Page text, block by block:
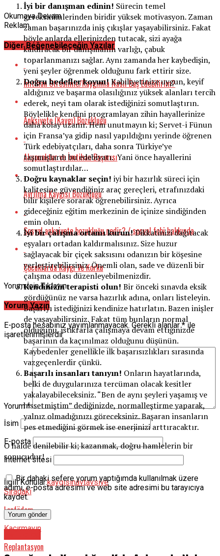
İyi bir danışman edinin! Sürecin temel
gereksinimlerinden biridir yüksek motivasyon. Zaman
zaman başarınızda iniş çıkışlar yaşayabilirsiniz. Fakat
böyle anlarda ellerinizden tutacak, sizi ayağa
kaldıracak bir danışmanın varlığı, çabuk
toparlanmanızı sağlar. Aynı zamanda her kaybedişin,
yeni şeyler öğrenmek olduğunu fark ettirir size.
Doğru hedefler koyun!Kabiliyetinize uygun, keyif
aldığınız ve başarma olasılığınız yüksek alanları tercih
ederek, neyi tam olarak istediğinizi somutlaştırın.
Böylelikle kendini programlayan zihin hayallerinize
daha kolay uzanır. Hem unutmayın ki; Servet-i Fünun
için Fransa’ya gidip nasıl yapıldığını yerinde öğrenen
Türk edebiyatçıları, daha sonra Türkiye’ye
taşımışlardı bu edebiyatı. Yani önce hayallerini
somutlaştırdılar…
Doğru kaynaklar seçin! iyi bir hazırlık süreci için
kalitesine güvendiğiniz araç gereçleri, etrafınızdaki
bilir kişilere sorarak öğrenebilirsiniz. Ayrıca
gideceğiniz eğitim merkezinin de içinize sindiğinden
emin olun.
İyi bir çalışma ortamı kurun!Dikkatinizi dağıtacak
eşyaları ortadan kaldırmalısınız. Size huzur
sağlayacak bir çiçek saksısını odanızın bir köşesine
yerleştirebilirsiniz. Önemli olan, sade ve düzenli bir
çalışma odası düzenleyebilmenizdir.
Kendinizin terapisti olun! Bir önceki sınavda eksik
gördüğünüz ne varsa hazırlık adına, onları listeleyin.
Başarıyı istediğinizi kendinize hatırlatın. Bazen inişler
de yaşayabilirsiniz. Fakat tüm bunların normal
olduğunu, istikrarla çalışmaya devam ettiğinizde
başarının da kaçınılmaz olduğunu düşünün.
Kaybedenler genellikle ilk başarısızlıkları sırasında
vazgeçenlerdir çünkü.
Başarılı insanları tanıyın! Onların hayatlarında,
belki de duygularınıza tercüman olacak kesitler
yakalayabileceksiniz. “Ben de aynı şeyleri yaşamış ve
hissetmiştim” dediğinizde, normalleştirme yaparak,
yalnız olmadığınızı göreceksiniz. Başaran insanların
pes etmediğini görmek ise enerjinizi arttıracaktır.
O halde denilebilir ki; kazanmak, doğru hamlelerin bir
sonucudur!
İlgili Konular:kaygısınavtavsiye
Sıradaki
Lenfödem
Kaçırmayın
Replantasyon
Okumaya Devam
Reklam
Diğer Beğenebileceğin Yazılar
İmtihan Stresimle/Kaygımla Nasıl Baş Edebilirim?
Anksiyete (Kaygı) Bozukluğu
Akupunktur ve İmtihan Başarısı
Ayrılma Kaygısı Bozukluğu
Sosyal anksiyete bozukluğu nedir? / sosyal fobi hakkında
Çocuklarda Kaygı Ve Korku
Yorum İçin Tıklayın
Yorum Yazın
E-posta hesabınız yayımlanmayacak. Gerekli alanlar* ile
işaretlenmişlerdir
Yorum*
İsim
E-posta
İnternet sitesi
Bir dahaki sefere yorum yaptığımda kullanılmak üzere
adımı, e-posta adresimi ve web site adresimi bu tarayıcıya
kaydet.